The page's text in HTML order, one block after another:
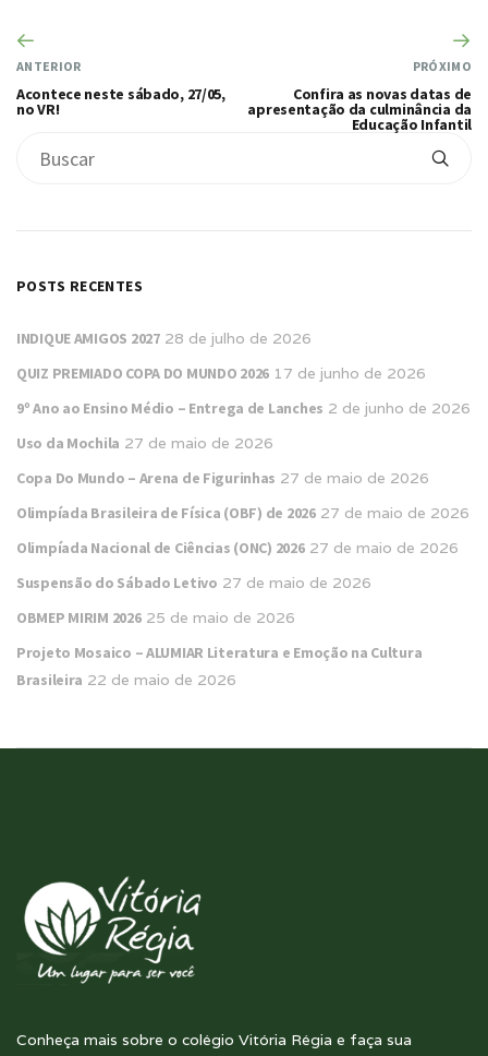
ANTERIOR
Acontece neste sábado, 27/05,
no VR!
PRÓXIMO
Confira as novas datas de
apresentação da culminância da
Educação Infantil
POSTS RECENTES
INDIQUE AMIGOS 2027 28 de julho de 2026
QUIZ PREMIADO COPA DO MUNDO 2026 17 de junho de 2026
9º Ano ao Ensino Médio – Entrega de Lanches 2 de junho de 2026
Uso da Mochila 27 de maio de 2026
Copa Do Mundo – Arena de Figurinhas 27 de maio de 2026
Olimpíada Brasileira de Física (OBF) de 2026 27 de maio de 2026
Olimpíada Nacional de Ciências (ONC) 2026 27 de maio de 2026
Suspensão do Sábado Letivo 27 de maio de 2026
OBMEP MIRIM 2026 25 de maio de 2026
Projeto Mosaico – ALUMIAR Literatura e Emoção na Cultura
Brasileira 22 de maio de 2026
Conheça mais sobre o colégio Vitória Régia e faça sua